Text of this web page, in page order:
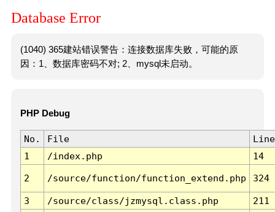
Database Error
(1040) 365建站错误警告：连接数据库失败，可能的原
因：1、数据库密码不对; 2、mysql未启动。
PHP Debug
No. File
Line
1
/index.php 14
2 /source/function/function_extend.php 324
3 /source/class/jzmysql.class.php
211